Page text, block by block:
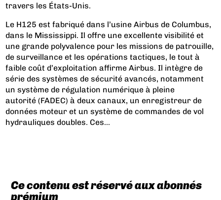
travers les États-Unis.
Le H125 est fabriqué dans l’usine Airbus de Columbus,
dans le Mississippi. Il offre une excellente visibilité et
une grande polyvalence pour les missions de patrouille,
de surveillance et les opérations tactiques, le tout à
faible coût d’exploitation affirme Airbus. Il intègre de
série des systèmes de sécurité avancés, notamment
un système de régulation numérique à pleine
autorité (FADEC) à deux canaux, un enregistreur de
données moteur et un système de commandes de vol
hydrauliques doubles. Ces...
Ce contenu est réservé aux abonnés
prémium